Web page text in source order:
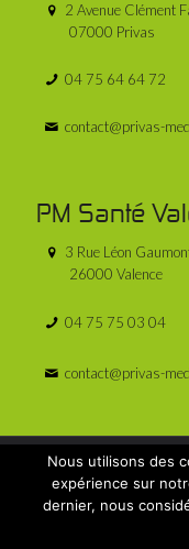
2 Avenue Clément
07000 Privas
04 75 64 64 72
contact@privas-
PM Santé
3 Rue Léon
26000 Valence
04 75 75 03 04
contact@privas-
© 2025 PM Santé
Licom
Nous utilisons des
expérience sur
dernier, nous